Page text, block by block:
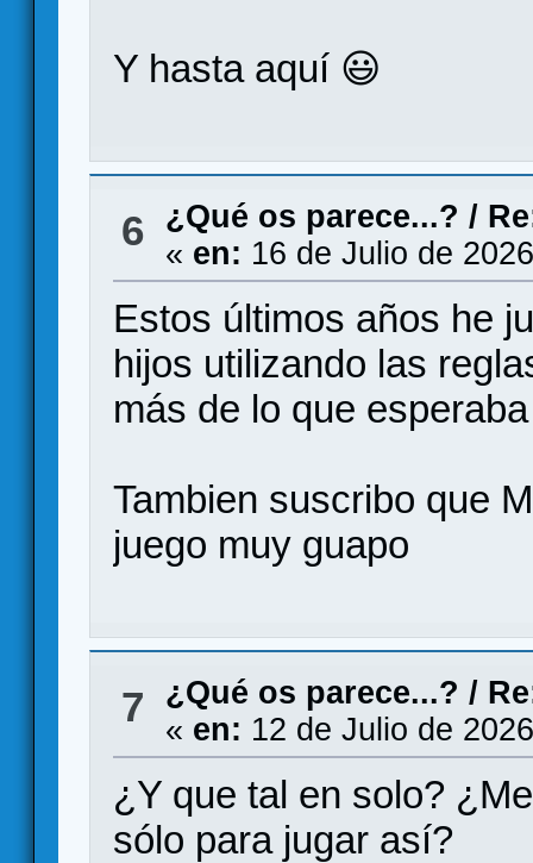
Y hasta aquí 😃
6 ¿Qué os parece...? /
« en: 16 de Julio de
Estos últimos años he
hijos utilizando las
más de lo que
Tambien suscribo que
juego muy guapo
7 ¿Qué os parece...? /
« en: 12 de Julio de
¿Y que tal en solo?
sólo para jugar así?